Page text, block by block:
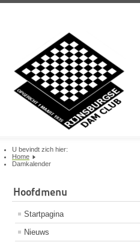
U bevindt zich hier:
Home
Damkalender
Hoofdmenu
Startpagina
Nieuws